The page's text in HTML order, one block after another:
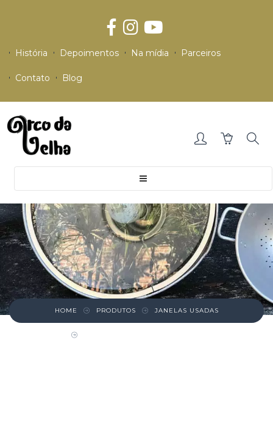
História Depoimentos Na mídia Parceiros
Contato Blog
HOME PRODUTOS JANELAS USADAS